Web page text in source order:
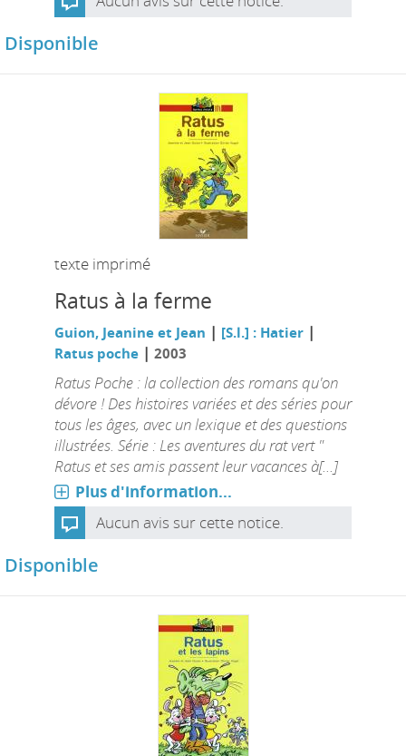
Disponible
texte imprimé
Ratus à la ferme
Guion, Jeanine et Jean | [S.l.] : Hatier|
Ratus poche| 2003
Ratus Poche : la collection des romans qu'on
dévore ! Des histoires variées et des séries pour
tous les âges, avec un lexique et des questions
illustrées. Série : Les aventures du rat vert "
Ratus et ses amis passent leur vacances à[...]
Plus d'information...
Aucun avis sur cette notice.
Disponible